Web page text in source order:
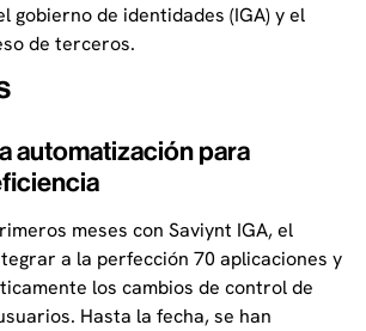
gobierno de identidades (IGA) y el
de terceros.
automatización para
meses con Saviynt IGA, el
a la perfección 70 aplicaciones y
los cambios de control de
Hasta la fecha, se han